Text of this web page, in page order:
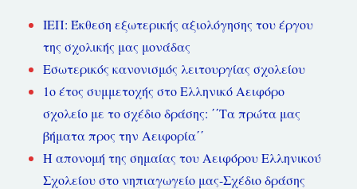
ΙΕΠ: Έκθεση εξωτερικής αξιολόγησης του έργου
της σχολικής μας μονάδας
Εσωτερικός κανονισμός λειτουργίας σχολείου
1ο έτος συμμετοχής στο Ελληνικό Αειφόρο
σχολείο με το σχέδιο δράσης: ΄΄Τα πρώτα μας
βήματα προς την Αειφορία΄΄
Η απονομή της σημαίας του Αειφόρου Ελληνικού
Σχολείου στο νηπιαγωγείο μας-Σχέδιο δράσης